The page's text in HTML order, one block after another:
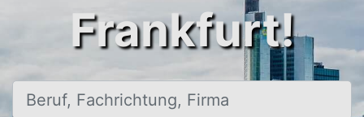
Frankfurt!
Beruf, Fachrichtung, Firma